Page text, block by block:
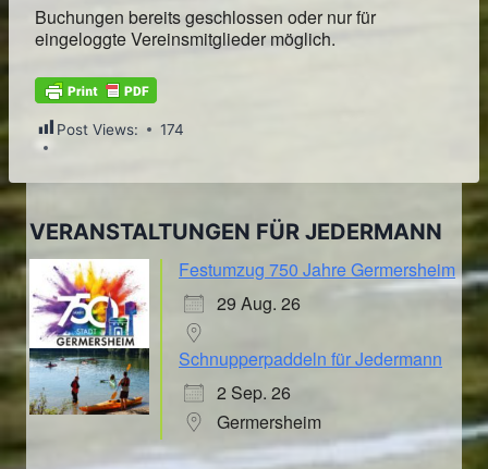
Buchungen bereits geschlossen oder nur für
eingeloggte Vereinsmitglieder möglich.
Post Views: 174
VERANSTALTUNGEN FÜR JEDERMANN
Festumzug 750 Jahre Germersheim
29 Aug. 26
Schnupperpaddeln für Jedermann
2 Sep. 26
Germersheim